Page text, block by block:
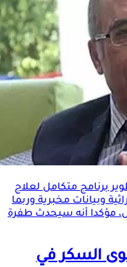
برنامج متكامل لعلاج
وبيانات مخبرية وربما
مؤكدا أنه سيحدث طفرة
السكر في